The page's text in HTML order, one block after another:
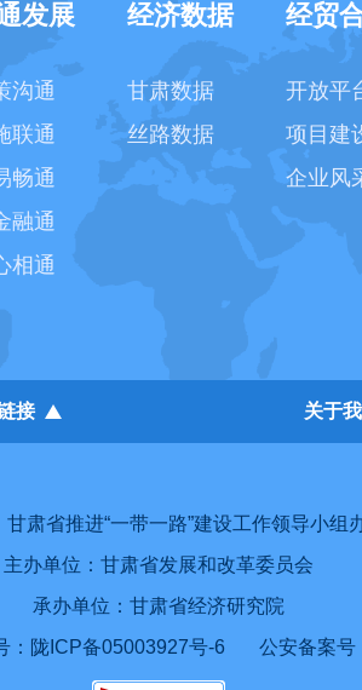
发展
沟通
联通
畅通
融通
相通
经济数据
甘肃数据
丝路数据
经贸
开放平
项目建
企业风
接 关于
肃省推进“一带一路”建设工作领导小组
主办单位：甘肃省发展和改革委员会
承办单位：甘肃省经济研究院
：陇ICP备05003927号-6 公安备案号